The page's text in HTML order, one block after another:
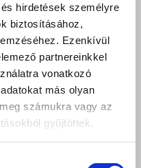
hirdetések személyre
biztosításához,
Ezenkívül
partnereinkkel
vonatkozó
más olyan
számukra vagy az
gyűjtöttek.
Középiskolájában
214 215 … 217